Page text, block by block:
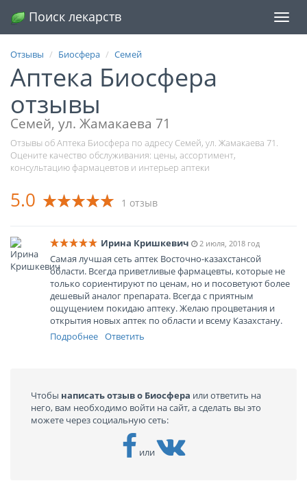
Меню
Поиск лекарств
Отзывы Биосфера Семей
Аптека Биосфера
отзывы
Семей, ул. Жамакаева 71
Отзывы об Аптека Биосфера по адресу Семей, ул. Жамакаева 71.
Оцените качество обслуживания: цены, ассортимент,
консультацию фармацевтов и интерьер аптеки
5.0 1 отзыв
Ирина Кришкевич 2 июля, 2018 год
Самая лучшая сеть аптек Восточно-казахстансой
области. Всегда приветливые фармацевты, которые не
только сориентируют по ценам, но и посоветуют более
дешевый аналог препарата. Всегда с приятным
ощущением покидаю аптеку. Желаю процветания и
открытия новых аптек по области и всему Казахстану.
Подробнее Ответить
Чтобы написать отзыв о Биосфера или ответить на
него, вам необходимо войти на сайт, а сделать вы это
можете через социальную сеть:
или